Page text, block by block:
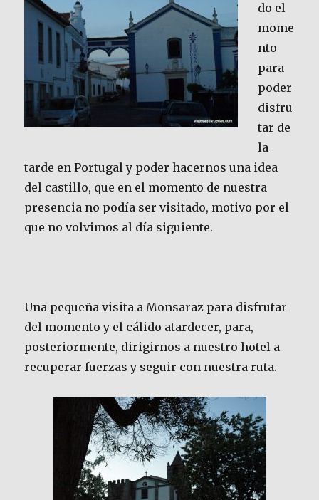
do el
mome
nto
para
poder
disfru
tar de
la
tarde en Portugal y poder hacernos una idea
del castillo, que en el momento de nuestra
presencia no podía ser visitado, motivo por el
que no volvimos al día siguiente.
Una pequeña visita a Monsaraz para disfrutar
del momento y el cálido atardecer, para,
posteriormente, dirigirnos a nuestro hotel a
recuperar fuerzas y seguir con nuestra ruta.